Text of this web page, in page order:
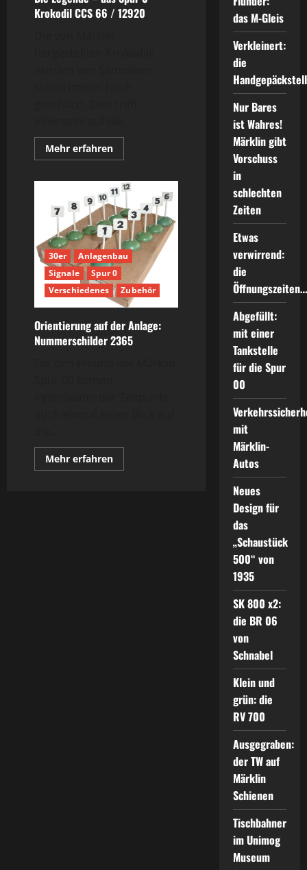
Krokodil CCS 66 / 12920
Mehr erfahrenMehr
Informationen
Legende
–
das
Spur
0
Krokodil
CCS
66
/
12920
30er
Anlagenbau
Signale
Spur 0
Verschiedenes
Zubehör
Orientierung auf der Anlage:
Nummerschilder 2365
Mehr erfahrenMehr
Informationen
das M-Gleis
Verkleinert:
die
Nur Bares
ist Wahres!
Märklin gibt
Vorschuss
in
schlechten
Zeiten
Etwas
verwirrend:
die
Öffnungszeiten…
Abgefüllt:
mit einer
Tankstelle
für die Spur
00
mit
Märklin-
Autos
Neues
Design für
das
„Schaustück
500“ von
1935
SK 800 x2:
die BR 06
von
Schnabel
Klein und
grün: die
RV 700
Ausgegraben:
der TW auf
Märklin
Schienen
Tischbahner
im Unimog
Museum